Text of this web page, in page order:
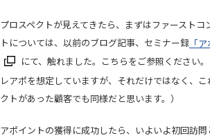
プロスペクトが見えてきたら、まずはファーストコ
トについては、以前のブログ記事、セミナー録 「
にて、触れました。こちらをご参照ください
レアポを想定していますが、それだけではなく、
クトがあった顧客でも同様だと思います。）
アポイントの獲得に成功したら、いよいよ初回訪